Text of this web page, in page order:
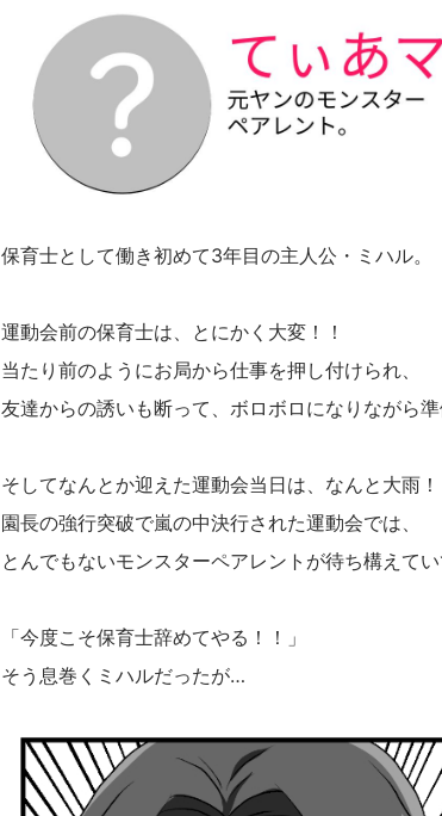
保育士として働き初めて3年目の主人公・ミハル。
運動会前の保育士は、とにかく大変！！
当たり前のようにお局から仕事を押し付けられ、
友達からの誘いも断って、ボロボロになりながら準
そしてなんとか迎えた運動会当日は、なんと大雨！
園長の強行突破で嵐の中決行された運動会では、
とんでもないモンスターペアレントが待ち構えてい
「今度こそ保育士辞めてやる！！」
そう息巻くミハルだったが…